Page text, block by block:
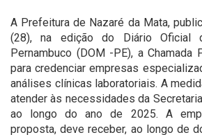
A Prefeitura de Nazaré da Mata,
(28), na edição do Diário Oficial
Pernambuco (DOM -PE), a Chamada
para credenciar empresas
análises clínicas laboratoriais. A
atender às necessidades da
ao longo do ano de 2025. A
proposta, deve receber, ao longo de